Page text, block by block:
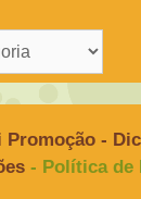
Promoção -
- Política de